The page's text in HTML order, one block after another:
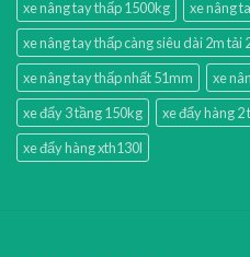
xe nâng tay thấp 1500kg
xe nâng
xe nâng tay thấp càng siêu dài 2m tải
xe nâng tay thấp nhất 51mm
xe
xe đẩy 3 tầng 150kg
xe đẩy hàng 2
xe đẩy hàng xth130l